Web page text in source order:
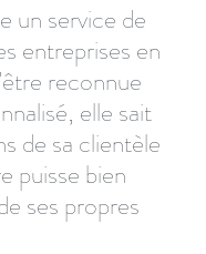
un service de
entreprises en
reconnue
elle sait
de sa clientèle
puisse bien
ses propres